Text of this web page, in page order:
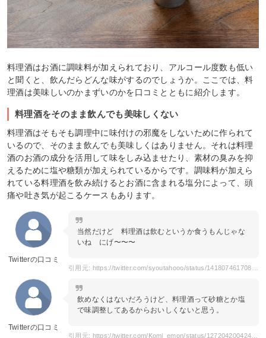
料理酒はお酒に調味料が加えられており、アルコール度数も低い
と聞くと、飲んだらどんな味がするのでしょうか。ここでは、料
理酒は美味しいのかまずいのかを口コミとともに紹介します。
料理酒をそのまま飲んでも美味しくない
料理酒はそもそも調理中に味付けの邪魔をしないために作られて
いるので、そのまま飲んでも美味しくはありません。それは料理
酒のお酒の成分を活用して味をしみ込ませたり、素材の臭みを抑
えるために塩や糖類が加えられているからです。調味料が加えら
れている料理酒を飲み続けるとお酒に含まれる塩分によって、頭
痛や吐き気が起こるケースもあります。
Twitterの口コミ
当然だけど 料理酒は飲むというか食うもんじゃな
いね にげ〜〜〜
Twitterの口コミ
飲めなくはないだろうけど、料理酒って砂糖とか塩
で味調整してあるからおいしくないと思う。